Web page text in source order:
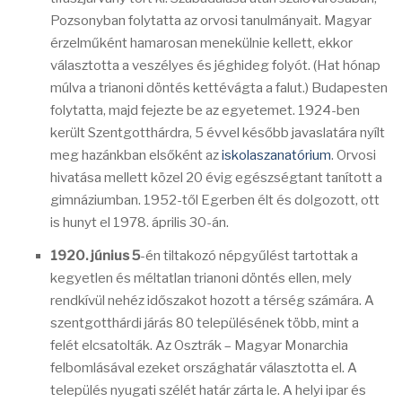
Pozsonyban folytatta az orvosi tanulmányait. Magyar
érzelműként hamarosan menekülnie kellett, ekkor
választotta a veszélyes és jéghideg folyót. (Hat hónap
múlva a trianoni döntés kettévágta a falut.) Budapesten
folytatta, majd fejezte be az egyetemet. 1924-ben
került Szentgotthárdra, 5 évvel később javaslatára nyílt
meg hazánkban elsőként aziskolaszanatórium. Orvosi
hivatása mellett közel 20 évig egészségtant tanított a
gimnáziumban. 1952-től Egerben élt és dolgozott, ott
is hunyt el 1978. április 30-án.
1920. június 5-én tiltakozó népgyűlést tartottak a
kegyetlen és méltatlan trianoni döntés ellen, mely
rendkívül nehéz időszakot hozott a térség számára. A
szentgotthárdi járás 80 településének több, mint a
felét elcsatolták. Az Osztrák – Magyar Monarchia
felbomlásával ezeket országhatár választotta el. A
település nyugati szélét határ zárta le. A helyi ipar és